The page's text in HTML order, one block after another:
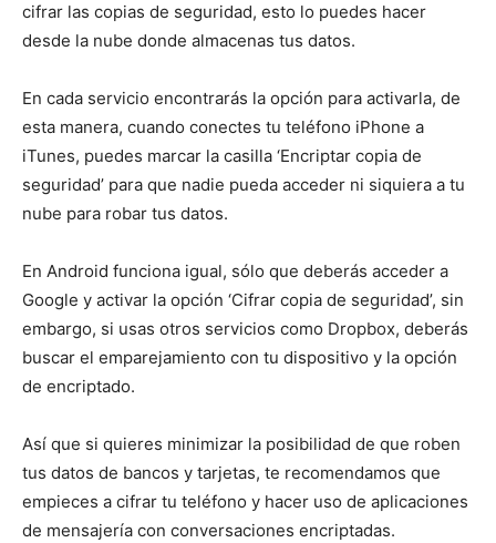
cifrar las copias de seguridad, esto lo puedes hacer
desde la nube donde almacenas tus datos.
En cada servicio encontrarás la opción para activarla, de
esta manera, cuando conectes tu teléfono iPhone a
iTunes, puedes marcar la casilla ‘Encriptar copia de
seguridad’ para que nadie pueda acceder ni siquiera a tu
nube para robar tus datos.
En Android funciona igual, sólo que deberás acceder a
Google y activar la opción ‘Cifrar copia de seguridad’, sin
embargo, si usas otros servicios como Dropbox, deberás
buscar el emparejamiento con tu dispositivo y la opción
de encriptado.
Así que si quieres minimizar la posibilidad de que roben
tus datos de bancos y tarjetas, te recomendamos que
empieces a cifrar tu teléfono y hacer uso de aplicaciones
de mensajería con conversaciones encriptadas.